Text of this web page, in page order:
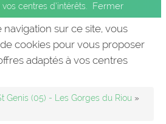
Les balades
Les espèces
centres d’intérêts.
Fermer
sur ce site, vous
cookies pour vous proposer
adaptés à vos centres
Genis (05) - Les Gorges du Riou »